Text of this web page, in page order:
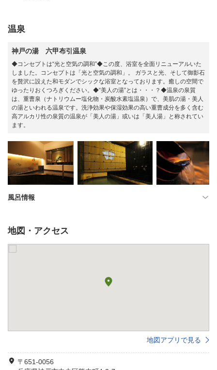
温泉
神戸の湯 六甲布引温泉
◆コンセプトは“光と空気の調和”◆この度、浴室を全面リニューアルいた
しました。コンセプトは「光と空気の調和」。 ガラスと光、そして御影石
を贅沢に設えた和モダンでシックな浴室となっております。癒しの空間で
ゆったりおくつろぎください。◆“美人の湯”とは・・・？◆温泉の泉質
は、重曹泉（ナトリウムー塩化物・炭酸水素塩温泉）で、美肌の湯・美人
の湯といわれる温泉です。洗浄効果や保湿効果の高い重曹成分を多く含む
高アルカリ性の泉質の温泉が「美人の湯」或いは「美人湯」と称されてい
ます。
風呂情報
地図・アクセス
地図アプリで見る
〒651-0056